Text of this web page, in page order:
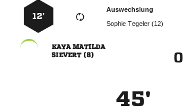
Auswechslung
  
12’

 
 
45'